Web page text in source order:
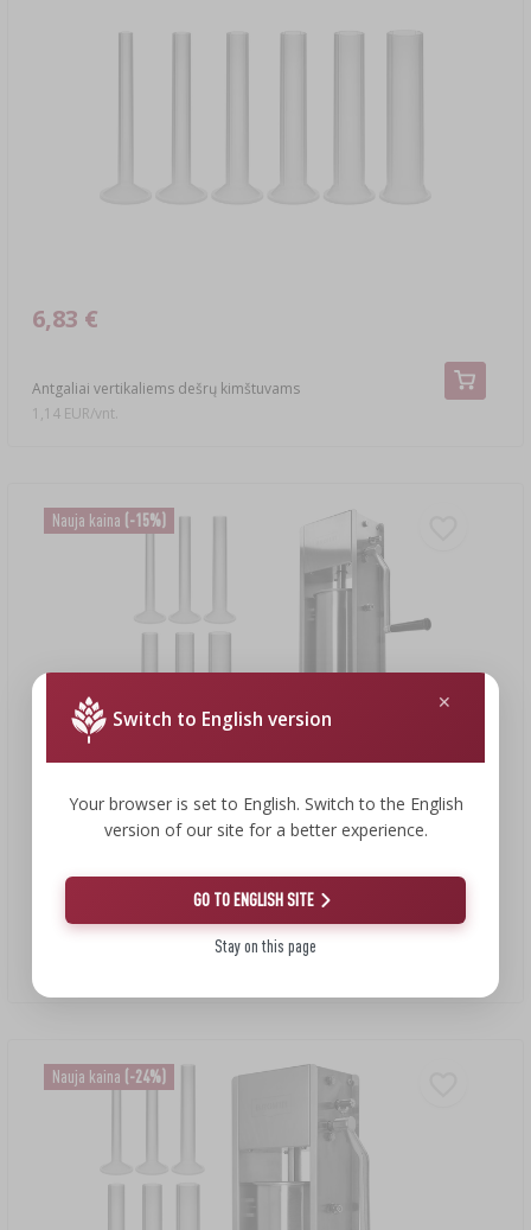
Antgaliai vertikaliems dešrų kimštuvams
6,83 €
1,14 EUR/vnt.
Nauja kaina (-15%)
Premium klasės vertikalus dešrų kimštuvas, 7 l
159,90 €
Nauja kaina (-24%)
Switch to English version
Your browser is set to English. Switch to the English
version of our site for a better experience.
GO TO ENGLISH SITE
Stay on this page